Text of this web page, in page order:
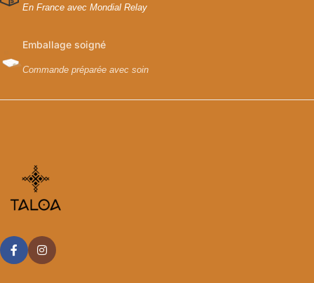
En France avec Mondial Relay
Emballage soigné
Commande préparée avec soin